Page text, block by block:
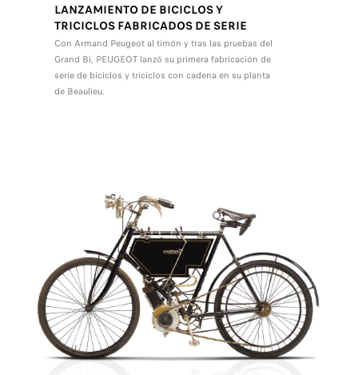
LANZAMIENTO DE BICICLOS Y
TRICICLOS FABRICADOS DE SERIE
Con Armand Peugeot al timón y tras las pruebas del
Grand Bi, PEUGEOT lanzó su primera fabricación de
serie de biciclos y triciclos con cadena en su planta
de Beaulieu.